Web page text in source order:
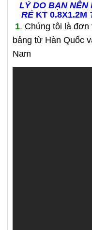
LÝ DO BẠN NÊN
RẺKT 0.8X1.2M
1. Chúng tôi là
bảng từ Hàn Quốc
Nam